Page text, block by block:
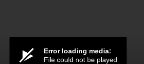
Error loading media:
File could not be played